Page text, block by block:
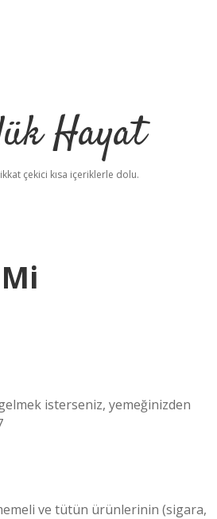
Hayat
çekici kısa içeriklerle dolu.
gelmek isterseniz, yemeğinizden
ve tütün ürünlerinin (sigara,